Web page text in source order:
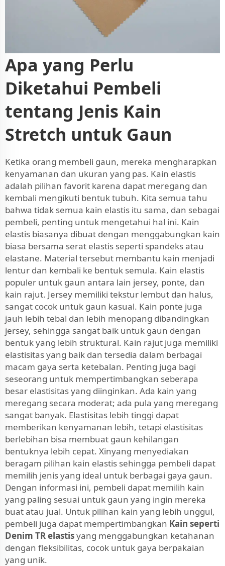
Apa yang Perlu
Diketahui Pembeli
tentang Jenis Kain
Stretch untuk Gaun
Ketika orang membeli gaun, mereka mengharapkan
kenyamanan dan ukuran yang pas. Kain elastis
adalah pilihan favorit karena dapat meregang dan
kembali mengikuti bentuk tubuh. Kita semua tahu
bahwa tidak semua kain elastis itu sama, dan sebagai
pembeli, penting untuk mengetahui hal ini. Kain
elastis biasanya dibuat dengan menggabungkan kain
biasa bersama serat elastis seperti spandeks atau
elastane. Material tersebut membantu kain menjadi
lentur dan kembali ke bentuk semula. Kain elastis
populer untuk gaun antara lain jersey, ponte, dan
kain rajut. Jersey memiliki tekstur lembut dan halus,
sangat cocok untuk gaun kasual. Kain ponte juga
jauh lebih tebal dan lebih menopang dibandingkan
jersey, sehingga sangat baik untuk gaun dengan
bentuk yang lebih struktural. Kain rajut juga memiliki
elastisitas yang baik dan tersedia dalam berbagai
macam gaya serta ketebalan. Penting juga bagi
seseorang untuk mempertimbangkan seberapa
besar elastisitas yang diinginkan. Ada kain yang
meregang secara moderat; ada pula yang meregang
sangat banyak. Elastisitas lebih tinggi dapat
memberikan kenyamanan lebih, tetapi elastisitas
berlebihan bisa membuat gaun kehilangan
bentuknya lebih cepat. Xinyang menyediakan
beragam pilihan kain elastis sehingga pembeli dapat
memilih jenis yang ideal untuk berbagai gaya gaun.
Dengan informasi ini, pembeli dapat memilih kain
yang paling sesuai untuk gaun yang ingin mereka
buat atau jual. Untuk pilihan kain yang lebih unggul,
pembeli juga dapat mempertimbangkan Kain seperti
Denim TR elastisyang menggabungkan ketahanan
dengan fleksibilitas, cocok untuk gaya berpakaian
yang unik.